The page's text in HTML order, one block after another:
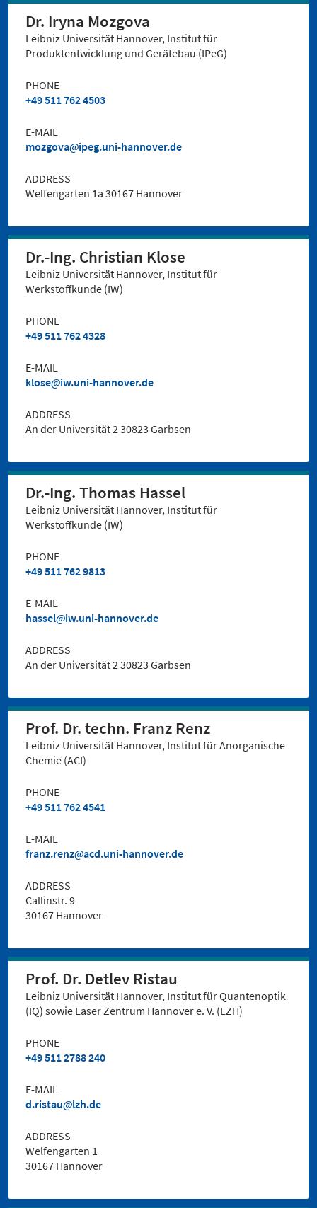
Dr. Iryna Mozgova
Leibniz Universität Hannover, Institut für
Produktentwicklung und Gerätebau (IPeG)
PHONE
+49 511 762 4503
E-MAIL
mozgova
ipeg.uni-hannover.de
ADDRESS
Welfengarten 1a 30167 Hannover
Dr.-Ing. Christian Klose
Leibniz Universität Hannover, Institut für
Werkstoffkunde (IW)
PHONE
+49 511 762 4328
E-MAIL
klose
iw.uni-hannover.de
ADDRESS
An der Universität 2 30823 Garbsen
Dr.-Ing. Thomas Hassel
Leibniz Universität Hannover, Institut für
Werkstoffkunde (IW)
PHONE
+49 511 762 9813
E-MAIL
hassel
iw.uni-hannover.de
ADDRESS
An der Universität 2 30823 Garbsen
Prof. Dr. techn. Franz Renz
Leibniz Universität Hannover, Institut für Anorganische
Chemie (ACI)
PHONE
+49 511 762 4541
E-MAIL
franz.renz
acd.uni-hannover.de
ADDRESS
Callinstr. 9
30167 Hannover
Prof. Dr. Detlev Ristau
Leibniz Universität Hannover, Institut für Quantenoptik
(IQ) sowie Laser Zentrum Hannover e. V. (LZH)
PHONE
+49 511 2788 240
E-MAIL
d.ristau
lzh.de
ADDRESS
Welfengarten 1
30167 Hannover